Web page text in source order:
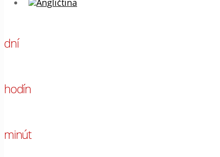
dní
hodín
minút